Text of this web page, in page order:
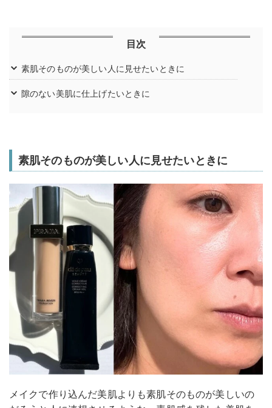
目次
素肌そのものが美しい人に見せたいときに
隙のない美肌に仕上げたいときに
素肌そのものが美しい人に見せたいときに
メイクで作り込んだ美肌よりも素肌そのものが美しいの